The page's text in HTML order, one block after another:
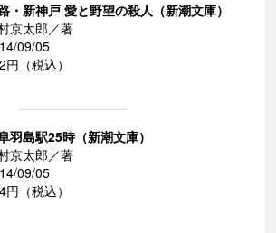
・新神戸 愛と野望の殺人（新潮文庫）
京太郎／著
09/05
円（税込）
羽島駅25時（新潮文庫）
京太郎／著
09/05
円（税込）